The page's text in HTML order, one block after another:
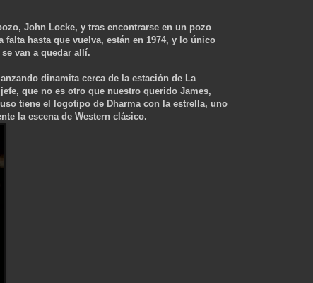
John Locke, y tras encontrarse en un pozo
hasta que vuelva, están en 1974, y lo único
van a quedar allí.
dinamita cerca de la estación de La
que no es otro que nuestro querido James,
tiene el logotipo de Dharma con la estrella, uno
la escena de Western clásico.